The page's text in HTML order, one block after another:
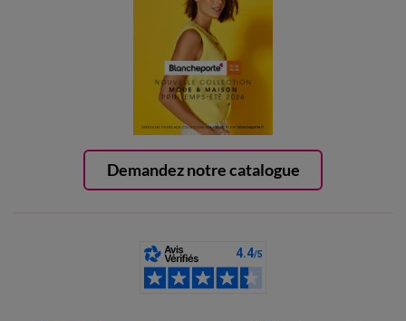
Demandez notre catalogue